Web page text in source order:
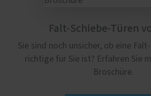
Falt-Schiebe-Türen
Sie sind noch unsicher, ob eine
richtige für Sie ist? Erfahren Sie
Broschüre.